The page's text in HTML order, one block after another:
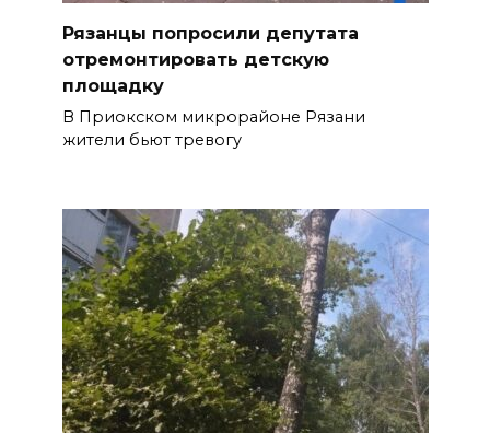
Рязанцы попросили депутата
отремонтировать детскую
площадку
В Приокском микрорайоне Рязани
жители бьют тревогу